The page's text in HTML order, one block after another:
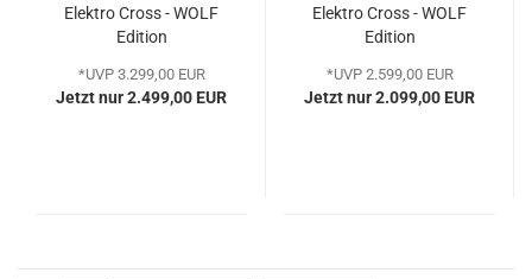
Elektro Cross - WOLF
Edition
*UVP 3.299,00 EUR
Jetzt nur 2.499,00 EUR
Elektro Cross - WOLF
Edition
*UVP 2.599,00 EUR
Jetzt nur 2.099,00 EUR